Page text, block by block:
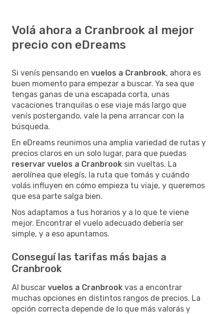
Volá ahora a Cranbrook al mejor
precio con eDreams
Si venís pensando en vuelos a Cranbrook, ahora es
buen momento para empezar a buscar. Ya sea que
tengas ganas de una escapada corta, unas
vacaciones tranquilas o ese viaje más largo que
venís postergando, vale la pena arrancar con la
búsqueda.
En eDreams reunimos una amplia variedad de rutas y
precios claros en un solo lugar, para que puedas
reservar vuelos a Cranbrook sin vueltas. La
aerolínea que elegís, la ruta que tomás y cuándo
volás influyen en cómo empieza tu viaje, y queremos
que esa parte salga bien.
Nos adaptamos a tus horarios y a lo que te viene
mejor. Encontrar el vuelo adecuado debería ser
simple, y a eso apuntamos.
Conseguí las tarifas más bajas a
Cranbrook
Al buscar vuelos a Cranbrook vas a encontrar
muchas opciones en distintos rangos de precios. La
opción correcta depende de lo que más valorás y